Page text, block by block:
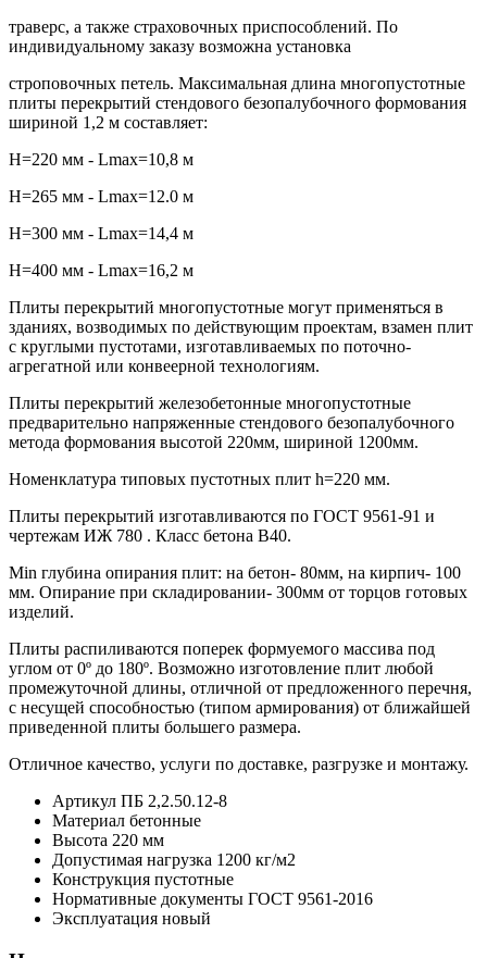
траверс, а также страховочных приспособлений. По
индивидуальному заказу возможна установка
строповочных петель. Максимальная длина многопустотные
плиты перекрытий стендового безопалубочного формования
шириной 1,2 м составляет:
H=220 мм - Lmax=10,8 м
H=265 мм - Lmax=12.0 м
H=300 мм - Lmax=14,4 м
H=400 мм - Lmax=16,2 м
Плиты перекрытий многопустотные могут применяться в
зданиях, возводимых по действующим проектам, взамен плит
с круглыми пустотами, изготавливаемых по поточно-
агрегатной или конвеерной технологиям.
Плиты перекрытий железобетонные многопустотные
предварительно напряженные стендового безопалубочного
метода формования высотой 220мм, шириной 1200мм.
Номенклатура типовых пустотных плит h=220 мм.
Плиты перекрытий изготавливаются по ГОСТ 9561-91 и
чертежам ИЖ 780 . Класс бетона В40.
Min глубина опирания плит: на бетон- 80мм, на кирпич- 100
мм. Опирание при складировании- 300мм от торцов готовых
изделий.
Плиты распиливаются поперек формуемого массива под
углом от 0º до 180º. Возможно изготовление плит любой
промежуточной длины, отличной от предложенного перечня,
с несущей способностью (типом армирования) от ближайшей
приведенной плиты большего размера.
Отличное качество, услуги по доставке, разгрузке и монтажу.
Артикул ПБ 2,2.50.12-8
Материал бетонные
Высота 220 мм
Допустимая нагрузка 1200 кг/м2
Конструкция пустотные
Нормативные документы ГОСТ 9561-2016
Эксплуатация новый